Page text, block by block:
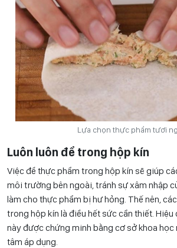
Lựa chọn thực phẩm tươi
Luôn luôn để trong hộp kín
Việc để thực phẩm trong hộp kín sẽ giúp
môi trường bên ngoài, tránh sự xâm nhập
làm cho thực phẩm bị hư hỏng. Thế nên,
trong hộp kín là điều hết sức cần thiết. Hiệu
này được chứng minh bằng cơ sở khoa học
tâm áp dụng.